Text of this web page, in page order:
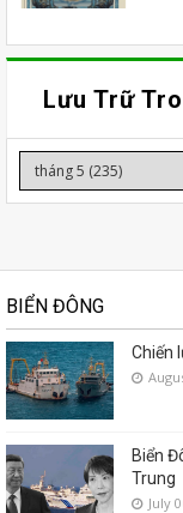
Lưu Trữ
BIỂN ĐÔNG
Chiến
Biển
Trung
July